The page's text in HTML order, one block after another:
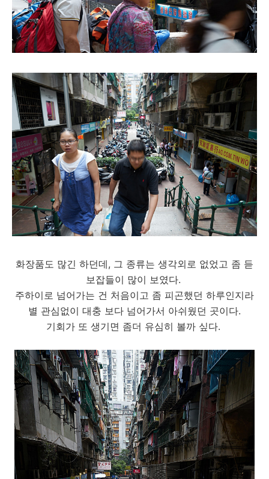
화장품도 많긴 하던데, 그 종류는 생각외로 없었고 좀 듣
보잡들이 많이 보였다.
주하이로 넘어가는 건 처음이고 좀 피곤했던 하루인지라
별 관심없이 대충 보다 넘어가서 아쉬웠던 곳이다.
기회가 또 생기면 좀더 유심히 볼까 싶다.